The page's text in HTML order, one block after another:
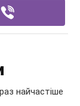
найчастіше